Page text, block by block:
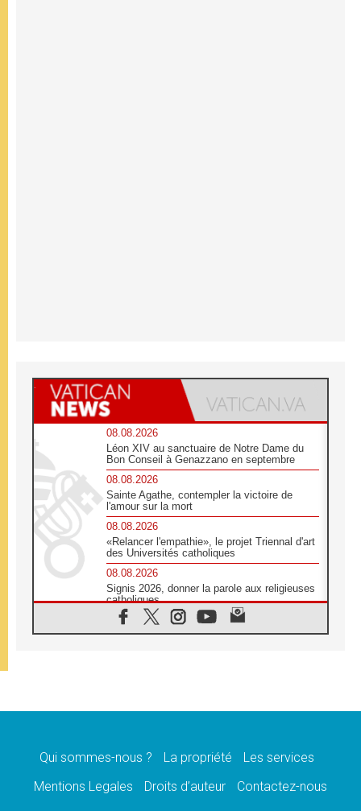
08.08.2026
Léon XIV au sanctuaire de Notre Dame du
Bon Conseil à Genazzano en septembre
08.08.2026
Sainte Agathe, contempler la victoire de
l'amour sur la mort
08.08.2026
«Relancer l'empathie», le projet Triennal d'art
des Universités catholiques
08.08.2026
Signis 2026, donner la parole aux religieuses
catholiques
08.08.2026
Au Bangladesh, l'Église accompagne les
07.08.2026
07.08.2026
le cardinal Parolin
Qui sommes-nous ? La propriété
Les services
Mentions Legales
Droits d’auteur Contactez-nous